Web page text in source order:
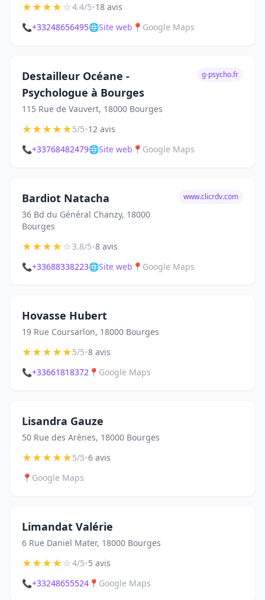
★★★★☆4.4/5•18 avis
📞+33248656495🌐Site web 📍 Google Maps
Destailleur Océane -
Psychologue à Bourges
115 Rue de Vauvert, 18000 Bourges
g-psycho.fr
★★★★★5/5•12 avis
📞+33768482479🌐Site web 📍 Google Maps
Bardiot Natacha
36 Bd du Général Chanzy, 18000
Bourges
www.clicrdv.com
★★★★☆3.8/5•8 avis
📞+33688338223🌐Site web 📍 Google Maps
Hovasse Hubert
19 Rue Coursarlon, 18000 Bourges
★★★★★5/5•8 avis
📞+33661818372 📍 Google Maps
Lisandra Gauze
50 Rue des Arènes, 18000 Bourges
★★★★★5/5•6 avis
📍 Google Maps
Limandat Valérie
6 Rue Daniel Mater, 18000 Bourges
★★★★☆4/5•5 avis
📞+33248655524 📍 Google Maps